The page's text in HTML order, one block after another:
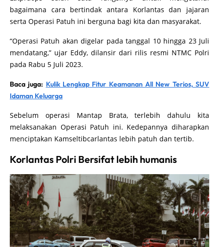
bagaimana cara bertindak antara Korlantas dan jajaran
serta Operasi Patuh ini berguna bagi kita dan masyarakat.
“Operasi Patuh akan digelar pada tanggal 10 hingga 23 Juli
mendatang,” ujar Eddy, dilansir dari rilis resmi NTMC Polri
pada Rabu 5 Juli 2023.
Baca juga: Kulik Lengkap Fitur Keamanan All New Terios, SUV
Idaman Keluarga
Sebelum operasi Mantap Brata, terlebih dahulu kita
melaksanakan Operasi Patuh ini. Kedepannya diharapkan
menciptakan Kamseltibcarlantas lebih patuh dan tertib.
Korlantas Polri Bersifat lebih humanis